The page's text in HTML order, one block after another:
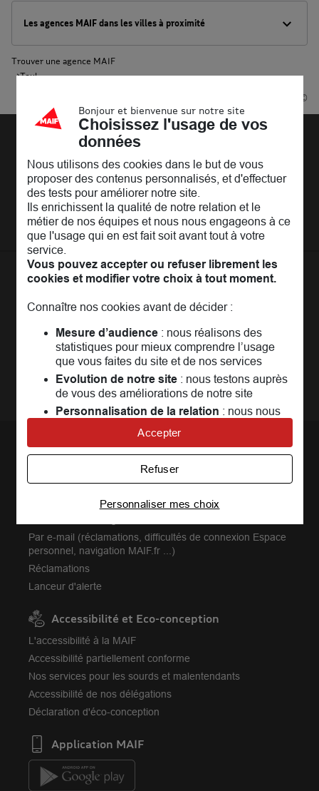
Les agences MAIF dans les villes à proximité
Trouver une agence MAIF
Toul
evermaps ©
Découvrir la MAIF
L'Entreprise
MAIF Recrute
Espace presse
MAIF MAG
MAIF Evénements
MAIF Social Club
Portail API
Adhérer à la MAIF
MAIF Impact
Pages les plus consultées
Assurance auto
Assurance moto
Crédit auto
Assurance habitation jeunes
Assurance habitation
Assurance emprunteur
Assurance décès
Assurance vie
Plan d'épargne retraite (PER)
Nos conseils
FAQ
Conseils de prévention
Solutions éducatives
Sociétaires à l'étranger
Nos partenaires services
partager, profiter...
Rejoindre la communauté
Par téléphone
Par langue des signes ou transcription
Par e-mail (réclamations, difficultés de connexion Espace
personnel, navigation MAIF.fr ...)
Réclamations
Lanceur d'alerte
Accessibilité et Eco-conception
L'accessibilité à la MAIF
Accessibilité partiellement conforme
Nos services pour les sourds et malentendants
Accessibilité de nos délégations
Déclaration d'éco-conception
Application MAIF
Bonjour et bienvenue sur notre site
Choisissez l'usage de vos
données
Nous utilisons des cookies dans le but de vous
proposer des contenus personnalisés, et d'effectuer
des tests pour améliorer notre site.
Ils enrichissent la qualité de notre relation et le
métier de nos équipes et nous nous engageons à ce
que l'usage qui en est fait soit avant tout à votre
service.
Vous pouvez accepter ou refuser librement les
cookies et modifier votre choix à tout moment.
Connaître nos cookies avant de décider :
Mesure d’audience: nous réalisons des
statistiques pour mieux comprendre l’usage
que vous faites du site et de nos services
Evolution de notre site: nous testons auprès
de vous des améliorations de notre site
Personnalisation de la relation : nous nous
et personnaliser nos offres
Univers publicitaire: nous utilisons avec nos
partenaires des cookies pour afficher des
publicités personnalisées
Connaître notre politique cookies et la liste de nos
partenaires
Personnaliser mes choix
Refuser
Accepter